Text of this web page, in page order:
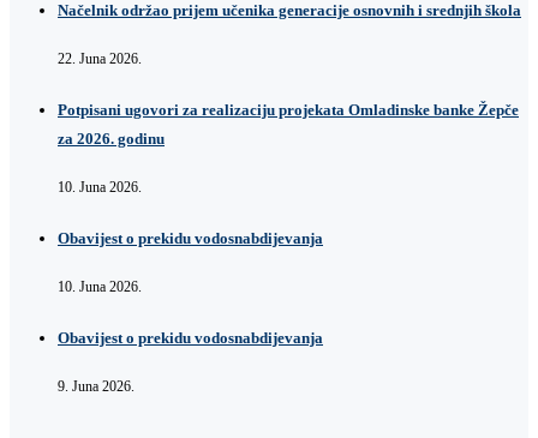
Načelnik održao prijem učenika generacije osnovnih i srednjih škola
22. Juna 2026.
Potpisani ugovori za realizaciju projekata Omladinske banke Žepče
za 2026. godinu
10. Juna 2026.
Obavijest o prekidu vodosnabdijevanja
10. Juna 2026.
Obavijest o prekidu vodosnabdijevanja
9. Juna 2026.